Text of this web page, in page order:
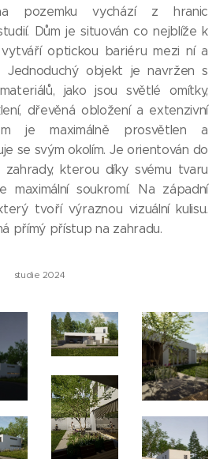
pozemku vychází z hranic
Dům je situován co nejblíže k
vytváří optickou bariéru mezi ní a
Jednoduchý objekt je navržen s
jako jsou světlé omítky,
dřevěná obložení a extenzivní
je maximálně prosvětlen a
se svým okolím. Je orientován do
kterou díky svému tvaru
maximální soukromí. Na západní
tvoří výraznou vizuální kulisu.
přímý přístup na zahradu.
studie 2024